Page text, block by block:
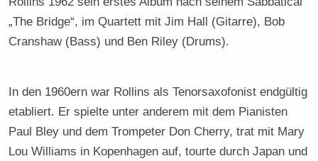
„The Bridge“, im Quartett mit Jim Hall (Gitarre), Bob
Cranshaw (Bass) und Ben Riley (Drums).
In den 1960ern war Rollins als Tenorsaxofonist endgültig
etabliert. Er spielte unter anderem mit dem Pianisten
Paul Bley und dem Trompeter Don Cherry, trat mit Mary
Lou Williams in Kopenhagen auf, tourte durch Japan und